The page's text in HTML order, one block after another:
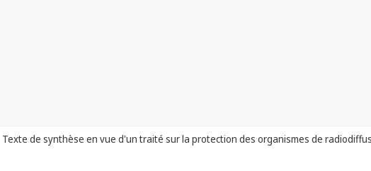
Texte de synthèse en vue d'un traité sur la protection des organismes de